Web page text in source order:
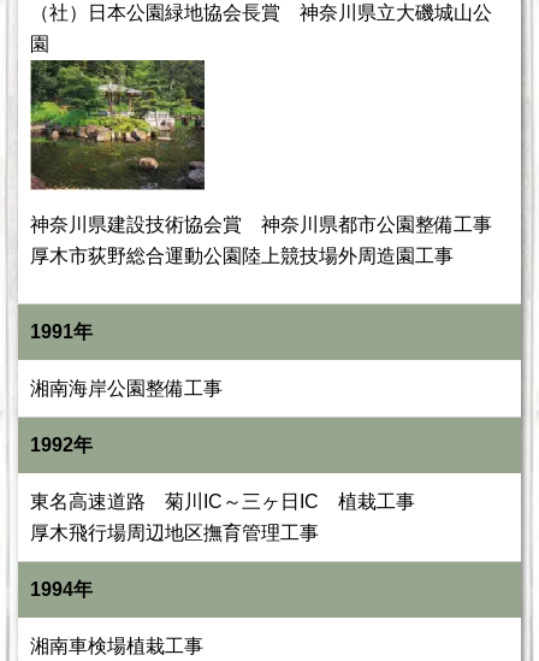
（社）日本公園緑地協会長賞 神奈川県立大磯城山公
園
神奈川県建設技術協会賞 神奈川県都市公園整備工事
厚木市荻野総合運動公園陸上競技場外周造園工事
1991年
湘南海岸公園整備工事
1992年
東名高速道路 菊川IC～三ヶ日IC 植栽工事
厚木飛行場周辺地区撫育管理工事
1994年
湘南車検場植栽工事